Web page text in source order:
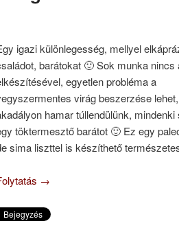
igazi különlegesség, mellyel
barátokat 🙂 Sok munka nincs
egyetlen probléma a
virág beszerzése
hamar túllendülünk,
töktermesztő barátot 🙂 Ez egy
sima liszttel is készíthető
→